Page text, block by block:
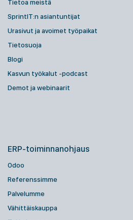
Tietoa meistä
SprintIT:n asiantuntijat
Urasivut ja avoimet työpaikat
Tietosuoja
Blogi
Kasvun työkalut -podcast
Demot ja webinaarit
ERP-toiminnanohjaus
Odoo
Referenssimme
Palvelumme
Vähittäiskauppa